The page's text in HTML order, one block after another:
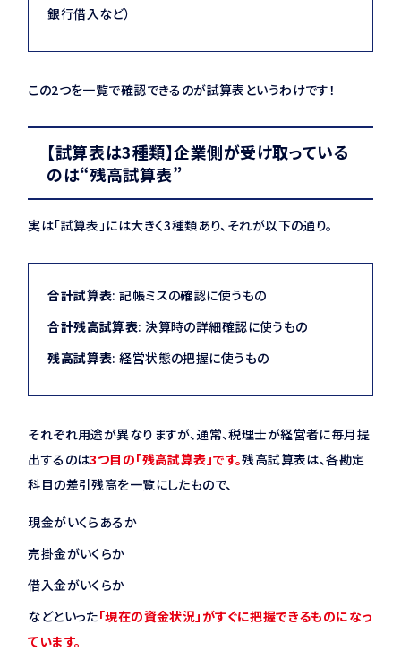
銀行借入など）
この2つを一覧で確認できるのが試算表というわけです！
【試算表は3種類】企業側が受け取っている
のは“残高試算表”
実は「試算表」には大きく3種類あり、それが以下の通り。
合計試算表: 記帳ミスの確認に使うもの
合計残高試算表: 決算時の詳細確認に使うもの
残高試算表: 経営状態の把握に使うもの
それぞれ用途が異なりますが、通常、税理士が経営者に毎月提
出するのは3つ目の「残高試算表」です。残高試算表は、各勘定
科目の差引残高を一覧にしたもので、
現金がいくらあるか
売掛金がいくらか
借入金がいくらか
などといった「現在の資金状況」がすぐに把握できるものになっ
ています。